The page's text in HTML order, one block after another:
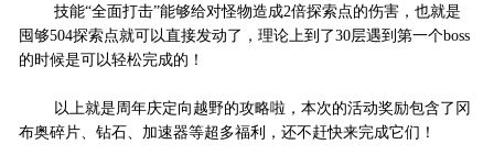
技能“全面打击”能够给对怪物造成2倍探索点的伤害，也就是
囤够504探索点就可以直接发动了，理论上到了30层遇到第一个boss
的时候是可以轻松完成的！
以上就是周年庆定向越野的攻略啦，本次的活动奖励包含了冈
布奥碎片、钻石、加速器等超多福利，还不赶快来完成它们！